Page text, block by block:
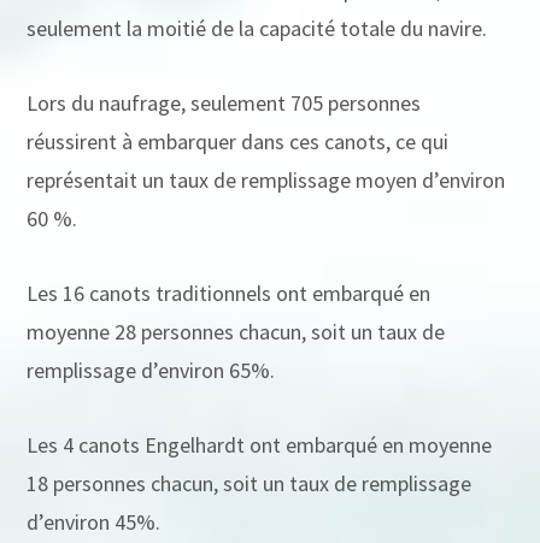
seulement la moitié de la capacité totale du navire.
Lors du naufrage, seulement 705 personnes
réussirent à embarquer dans ces canots, ce qui
représentait un taux de remplissage moyen d’environ
60 %.
Les 16 canots traditionnels ont embarqué en
moyenne 28 personnes chacun, soit un taux de
remplissage d’environ 65%.
Les 4 canots Engelhardt ont embarqué en moyenne
18 personnes chacun, soit un taux de remplissage
d’environ 45%.